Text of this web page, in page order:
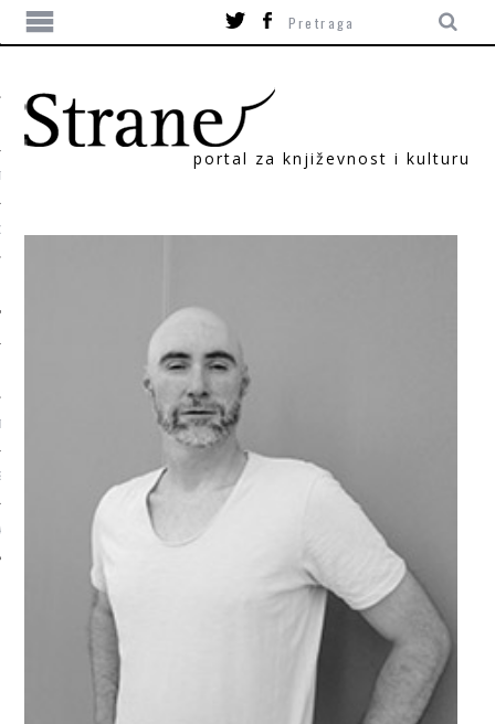
portal za književnost i kulturu